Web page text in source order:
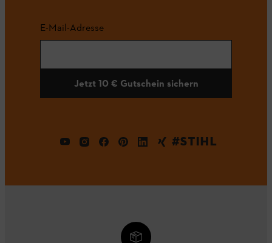
E-Mail-Adresse
Jetzt 10 € Gutschein sichern
#STIHL